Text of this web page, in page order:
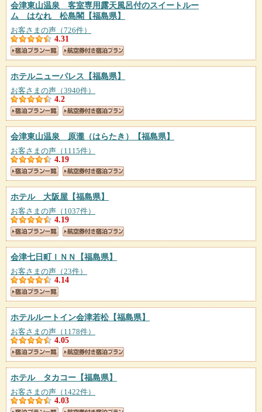
会津東山温泉 客室専用露天風呂付のスイートルー
ム はなれ 松島閣 【福島県】
お客さまの声（726件）
4.31
ホテルニューパレス 【福島県】
お客さまの声（3940件）
4.2
会津東山温泉 原瀧（はらたき） 【福島県】
お客さまの声（1115件）
4.19
ホテル 大阪屋 【福島県】
お客さまの声（1037件）
4.19
会津七日町ＩＮＮ 【福島県】
お客さまの声（23件）
4.14
ホテルルートイン会津若松【福島県】
お客さまの声（1178件）
4.05
ホテル タカコー 【福島県】
お客さまの声（1422件）
4.03